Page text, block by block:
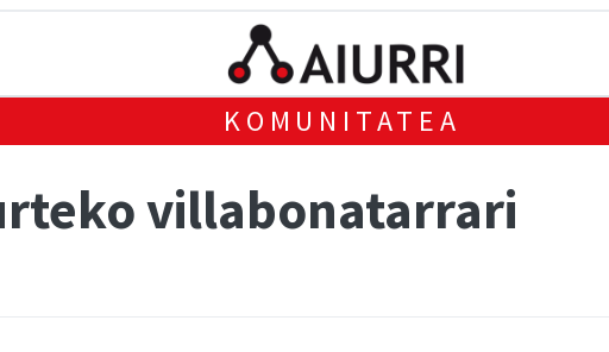
KOMUNITATEA
villabonatarrari